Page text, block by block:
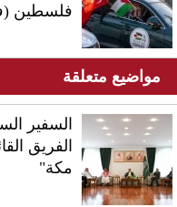
فلسطين
مواضيع متعلقة
السفير
الفريق
مكة"